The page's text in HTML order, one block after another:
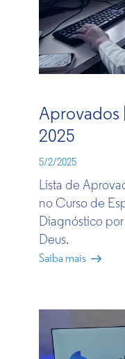
Aprovados
2025
5/2/2025
Lista de
no Curso de
Diagnóstico
Deus.
Saiba mais